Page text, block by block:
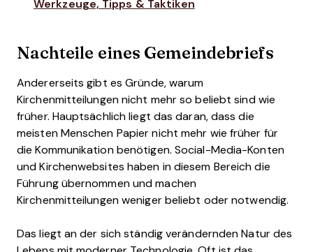
Werkzeuge, Tipps & Taktiken
Nachteile eines Gemeindebriefs
Andererseits gibt es Gründe, warum
Kirchenmitteilungen nicht mehr so beliebt sind wie
früher. Hauptsächlich liegt das daran, dass die
meisten Menschen Papier nicht mehr wie früher für
die Kommunikation benötigen. Social-Media-Konten
und Kirchenwebsites haben in diesem Bereich die
Führung übernommen und machen
Kirchenmitteilungen weniger beliebt oder notwendig.
Das liegt an der sich ständig verändernden Natur des